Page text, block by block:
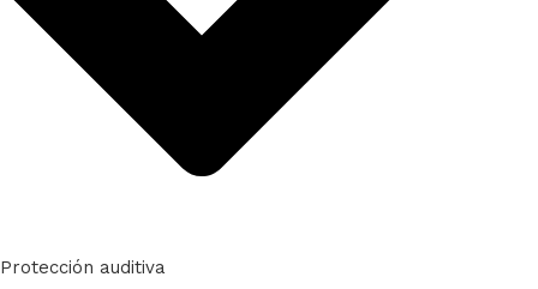
Protección auditiva